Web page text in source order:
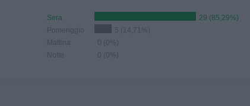
Sera
29 (85,29%)
Pomeriggio
5 (14,71%)
Mattina
0 (0%)
Notte
0 (0%)